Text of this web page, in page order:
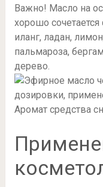
Важно! Масло на
хорошо
иланг, ладан,
пальмароза,
дерево.
Аромат средства